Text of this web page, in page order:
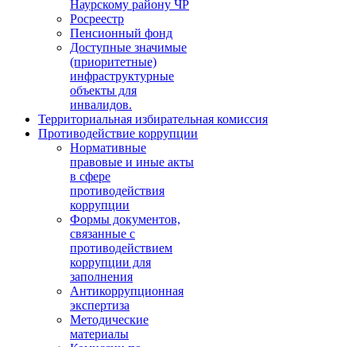
Наурскому району ЧР
Росреестр
Пенсионный фонд
Доступные значимые
(приоритетные)
инфраструктурные
объекты для
инвалидов.
Территориальная избирательная комиссия
Противодействие коррупции
Нормативные
правовые и иные акты
в сфере
противодействия
коррупции
Формы документов,
связанные с
противодействием
коррупции для
заполнения
Антикоррупционная
экспертиза
Методические
материалы